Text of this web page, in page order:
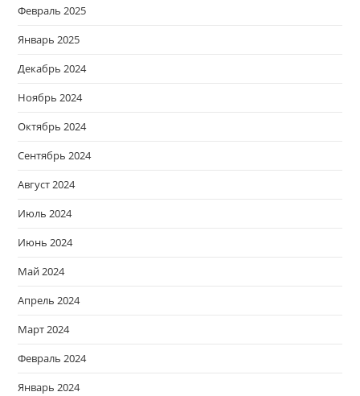
Февраль 2025
Январь 2025
Декабрь 2024
Ноябрь 2024
Октябрь 2024
Сентябрь 2024
Август 2024
Июль 2024
Июнь 2024
Май 2024
Апрель 2024
Март 2024
Февраль 2024
Январь 2024